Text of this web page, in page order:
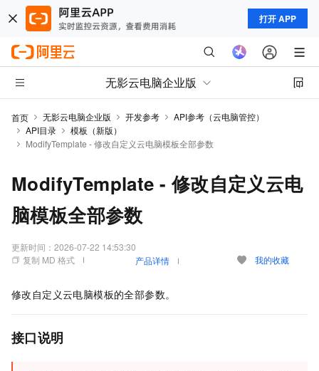
打开 APP
无影云电脑企业版
首页 无影云电脑企业版 开发参考
API参考（云电脑管控）
API目录
模板（新版）
ModifyTemplate - 修改自定义云电脑模板全部参数
ModifyTemplate - 修改自定义云电
脑模板全部参数
更新时间： 2026-07-22 14:53:30
复制 MD 格式
产品详情 我的收藏
修改自定义云电脑模板的全部参数。
接口说明